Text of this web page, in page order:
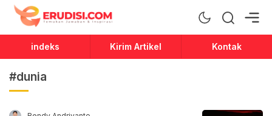
Erudisi
Temukan Jawaban dan Inspirasi
indeks Kirim Artikel Kontak
#dunia